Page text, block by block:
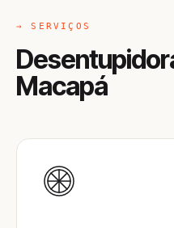
→ SERVIÇOS
Macapá